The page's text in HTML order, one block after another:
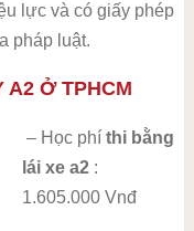
lực và có giấy phép
pháp luật.
A2 Ở TPHCM
– Học phí thi bằng
lái xe a2:
1.605.000 Vnđ